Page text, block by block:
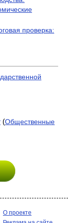
проверка:
(Общественные
О проекте